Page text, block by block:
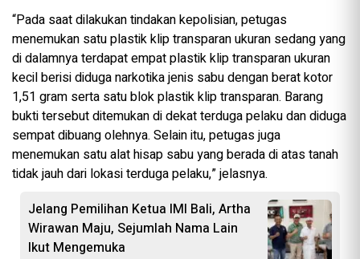
“Pada saat dilakukan tindakan kepolisian, petugas
menemukan satu plastik klip transparan ukuran sedang yang
di dalamnya terdapat empat plastik klip transparan ukuran
kecil berisi diduga narkotika jenis sabu dengan berat kotor
1,51 gram serta satu blok plastik klip transparan. Barang
bukti tersebut ditemukan di dekat terduga pelaku dan diduga
sempat dibuang olehnya. Selain itu, petugas juga
menemukan satu alat hisap sabu yang berada di atas tanah
tidak jauh dari lokasi terduga pelaku,” jelasnya.
Jelang Pemilihan Ketua IMI Bali, Artha
Wirawan Maju, Sejumlah Nama Lain
Ikut Mengemuka